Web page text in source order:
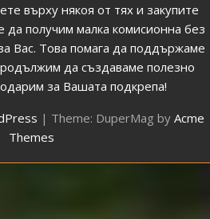
върху някоя от тях и закупите
да получим малка комисионна без
Вас. Това помага да поддържаме
да създаваме полезно
за Вашата подкрепа!
| Theme: DuperMag by Acme
Themes